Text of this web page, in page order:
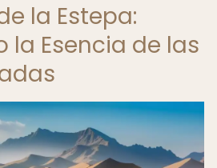
la Estepa:
la Esencia de las